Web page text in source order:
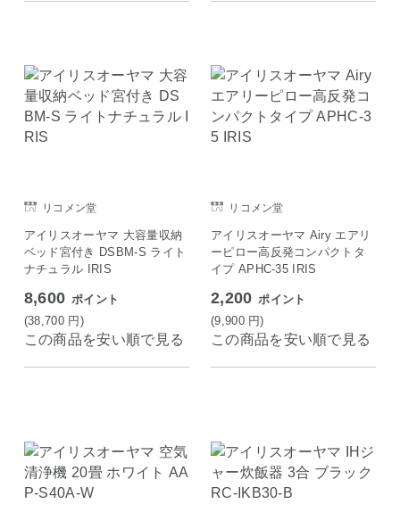
リコメン堂
アイリスオーヤマ 大容量収納
ベッド宮付き DSBM-S ライト
ナチュラル IRIS
8,600 ポイント
(38,700 円 )
この商品を安い順で見る
リコメン堂
アイリスオーヤマ Airy エアリ
ーピロー高反発コンパクトタ
イプ APHC-35 IRIS
2,200 ポイント
(9,900 円)
この商品を安い順で見る